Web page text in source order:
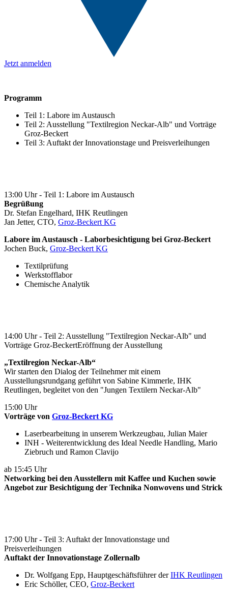
Jetzt anmelden
Programm
Teil 1: Labore im Austausch
Teil 2: Ausstellung "Textilregion Neckar-Alb" und Vorträge
Groz-Beckert
Teil 3: Auftakt der Innovationstage und Preisverleihungen
13:00 Uhr - Teil 1: Labore im Austausch
Begrüßung
Dr. Stefan Engelhard, IHK Reutlingen
Jan Jetter, CTO, Groz-Beckert KG
Labore im Austausch - Laborbesichtigung bei Groz-Beckert
Jochen Buck, Groz-Beckert KG
Textilprüfung
Werkstofflabor
Chemische Analytik
14:00 Uhr - Teil 2: Ausstellung "Textilregion Neckar-Alb" und
Vorträge Groz-BeckertEröffnung der Ausstellung
„Textilregion Neckar-Alb“
Wir starten den Dialog der Teilnehmer mit einem
Ausstellungsrundgang geführt von Sabine Kimmerle, IHK
Reutlingen, begleitet von den "Jungen Textilern Neckar-Alb"
15:00 Uhr
Vorträge von Groz-Beckert KG
Laserbearbeitung in unserem Werkzeugbau, Julian Maier
INH - Weiterentwicklung des Ideal Needle Handling, Mario
Ziebruch und Ramon Clavijo
ab 15:45 Uhr
Networking bei den Ausstellern mit Kaffee und Kuchen sowie
Angebot zur Besichtigung der Technika Nonwovens und Strick
17:00 Uhr - Teil 3: Auftakt der Innovationstage und
Preisverleihungen
Auftakt der Innovationstage Zollernalb
Dr. Wolfgang Epp, Hauptgeschäftsführer derIHK Reutlingen
Eric Schöller, CEO, Groz-Beckert